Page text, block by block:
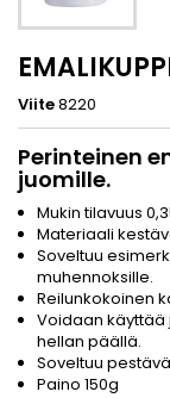
Viite8220
Perinteinen
juomille.
Mukin tilavuus
Materiaali
Soveltuu
muhennoksille.
Reilunkokoinen
Voidaan käyttää
hellan päällä.
Soveltuu
Paino 150g